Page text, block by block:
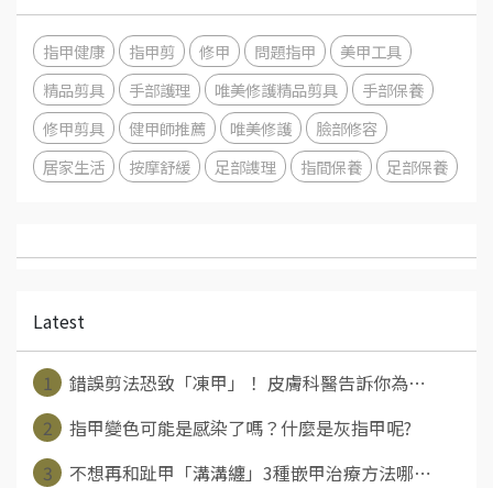
指甲健康 指甲剪 修甲 問題指甲
美甲工具
精品剪具
手部護理 唯美修護精品剪具
手部保養
修甲剪具
健甲師推薦 唯美修護
臉部修容
居家生活
按摩舒緩 足部謢理 指間保養 足部保養
Latest
1
錯誤剪法恐致「凍甲」！ 皮膚科醫告訴你為⋯
2
指甲變色可能是感染了嗎？什麼是灰指甲呢?
3
不想再和趾甲「溝溝纏」3種嵌甲治療方法哪⋯